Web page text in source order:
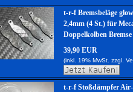
t-r-f Bremsbeläge
2,4mm (4 St.) für
Doppelkolben Bremse
39,90 EUR
(inkl. 19% MwSt. zzgl.
t-r-f Stoßdämpfer